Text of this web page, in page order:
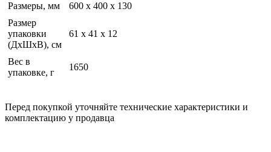
Размеры, мм
600 х 400 х 130
Размер
упаковки
(ДхШхВ), см
61 x 41 x 12
Вес в
упаковке, г
1650
Перед покупкой уточняйте технические характеристики и
комплектацию у продавца